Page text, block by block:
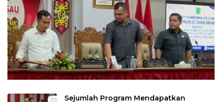
Sejumlah Program Mendapatkan